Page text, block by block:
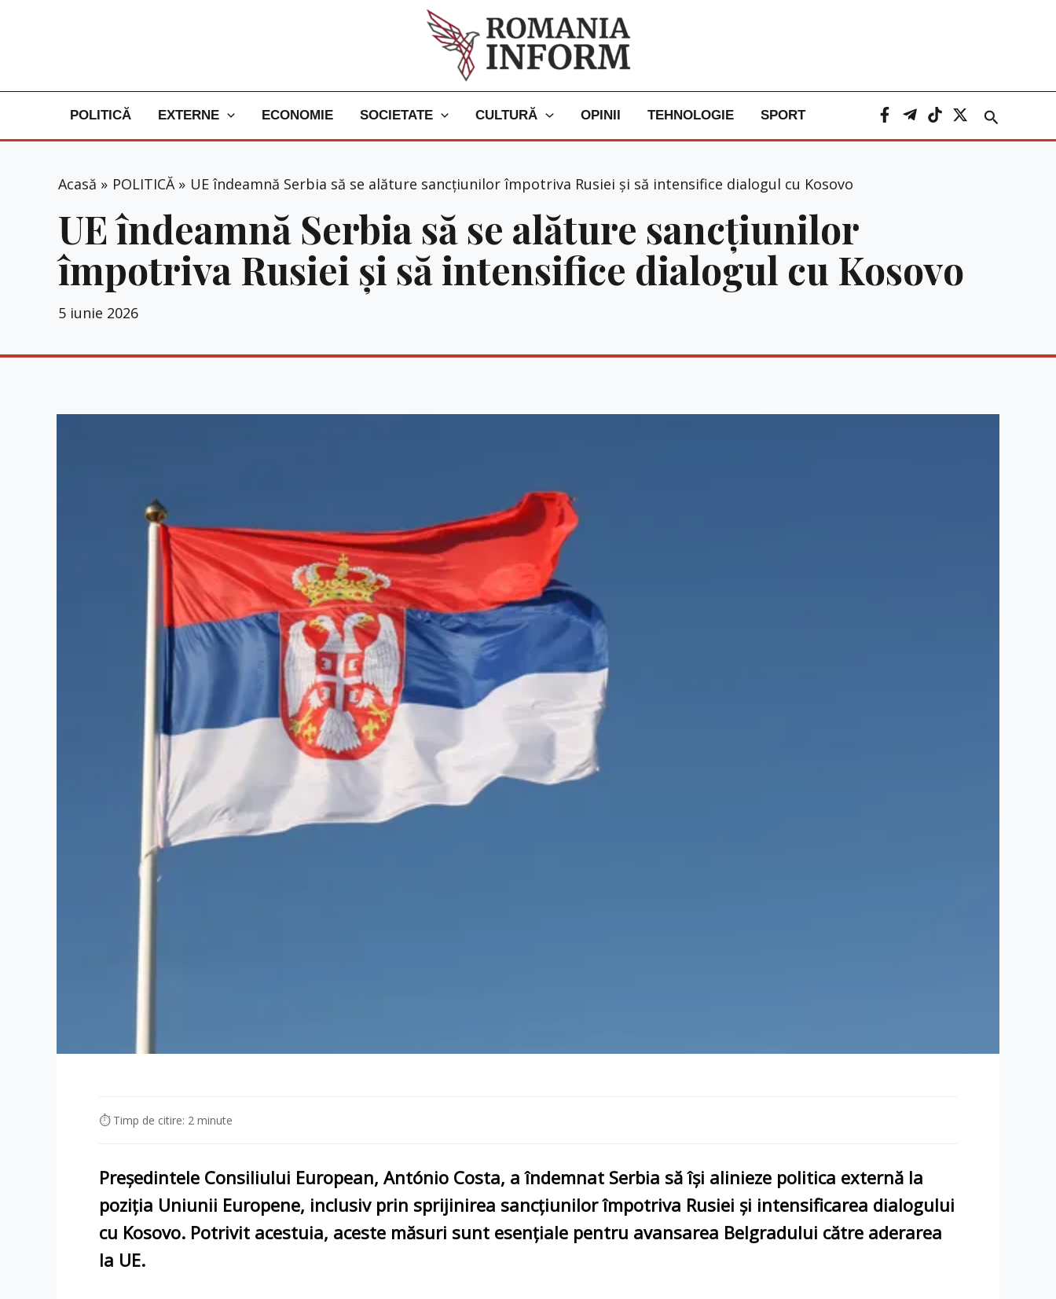
POLITICĂ EXTERNE ECONOMIE SOCIETATE CULTURĂ OPINII TEHNOLOGIE SPORT Caută
Acasă POLITICĂ UE îndeamnă Serbia să se alăture sancțiunilor împotriva Rusiei și să intensifice dialogul cu Kosovo
UE îndeamnă Serbia să se alăture sancțiunilor
împotriva Rusiei și să intensifice dialogul cu Kosovo
5 iunie 2026
⏱ Timp de citire: 2 minute
Președintele Consiliului European, António Costa, a îndemnat Serbia să își alinieze politica externă la
poziția Uniunii Europene, inclusiv prin sprijinirea sancțiunilor împotriva Rusiei și intensificarea dialogului
cu Kosovo. Potrivit acestuia, aceste măsuri sunt esențiale pentru avansarea Belgradului către aderarea
la UE.